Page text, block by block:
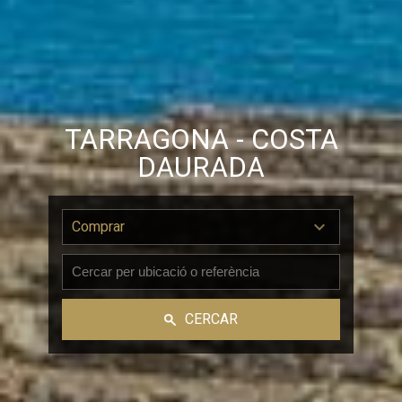
TARRAGONA - COSTA
DAURADA
Comprar
CERCAR